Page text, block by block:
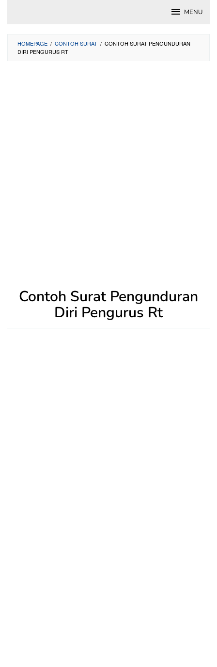
MENU
HOMEPAGE / CONTOH SURAT / CONTOH SURAT PENGUNDURAN
DIRI PENGURUS RT
Contoh Surat Pengunduran
Diri Pengurus Rt